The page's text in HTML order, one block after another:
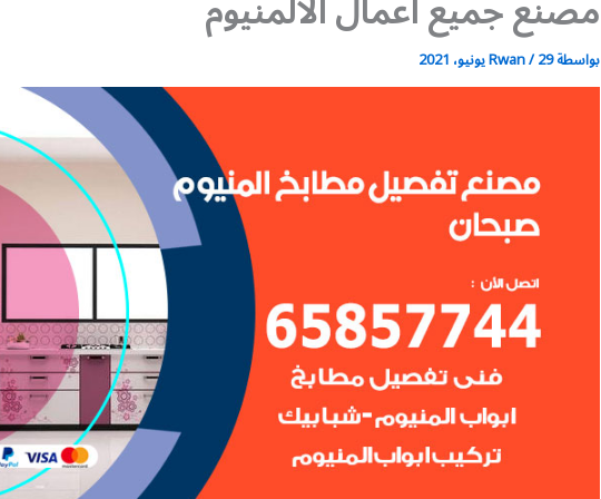
بواسطة Rwan/29 يونيو، 2021